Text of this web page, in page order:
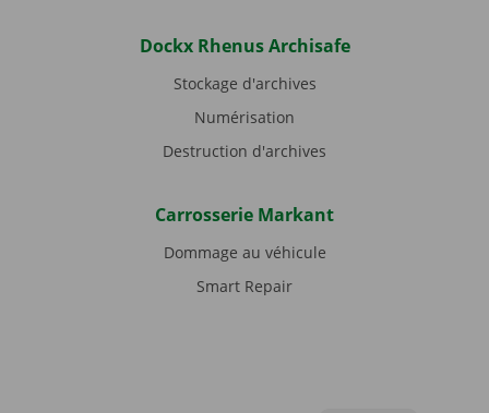
Dockx Rhenus Archisafe
Stockage d'archives
Numérisation
Destruction d'archives
Carrosserie Markant
Dommage au véhicule
Smart Repair